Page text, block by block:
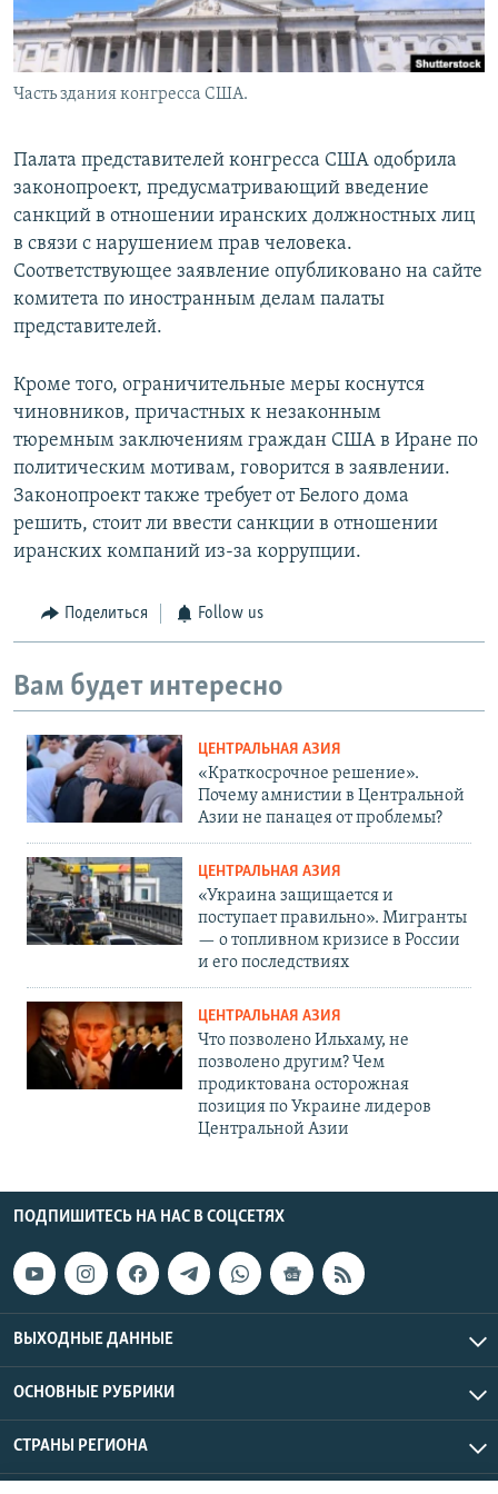
Часть здания конгресса США.
Палата представителей конгресса США одобрила
законопроект, предусматривающий введение
санкций в отношении иранских должностных лиц
в связи с нарушением прав человека.
Соответствующее заявление опубликовано на сайте
комитета по иностранным делам палаты
представителей.
Кроме того, ограничительные меры коснутся
чиновников, причастных к незаконным
тюремным заключениям граждан США в Иране по
политическим мотивам, говорится в заявлении.
Законопроект также требует от Белого дома
решить, стоит ли ввести санкции в отношении
иранских компаний из-за коррупции.
Поделиться Follow us
Вам будет интересно
ЦЕНТРАЛЬНАЯ АЗИЯ
«Краткосрочное решение».
Почему амнистии в Центральной
Азии не панацея от проблемы?
ЦЕНТРАЛЬНАЯ АЗИЯ
«Украина защищается и
поступает правильно». Мигранты
— о топливном кризисе в России
и его последствиях
ЦЕНТРАЛЬНАЯ АЗИЯ
Что позволено Ильхаму, не
позволено другим? Чем
продиктована осторожная
позиция по Украине лидеров
Центральной Азии
ПОДПИШИТЕСЬ НА НАС В СОЦСЕТЯХ
ВЫХОДНЫЕ ДАННЫЕ
ОСНОВНЫЕ РУБРИКИ
СТРАНЫ РЕГИОНА